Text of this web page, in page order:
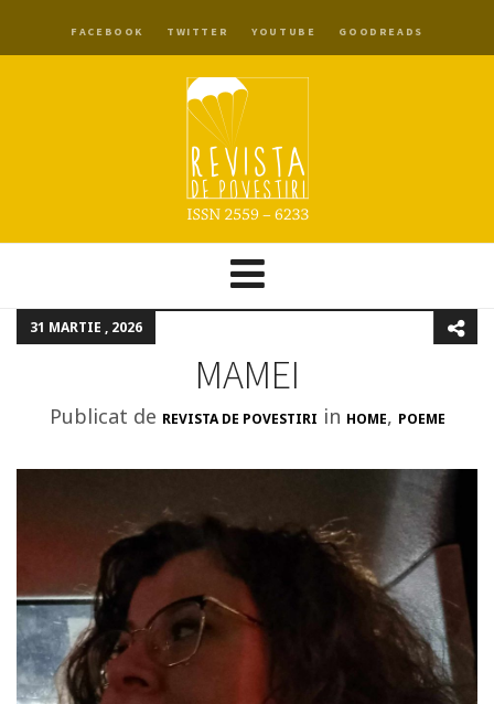
FACEBOOK TWITTER YOUTUBE GOODREADS
31 MARTIE , 2026
MAMEI
Publicat de REVISTA DE POVESTIRI in HOME, POEME